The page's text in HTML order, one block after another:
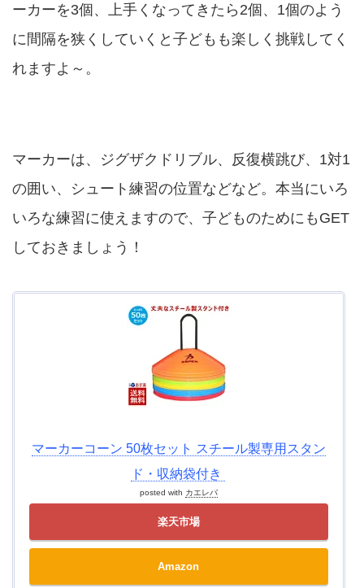
ーカーを3個、上手くなってきたら2個、1個のよう
に間隔を狭くしていくと子どもも楽しく挑戦してく
れますよ～。
マーカーは、ジグザクドリブル、反復横跳び、1対1
の囲い、シュート練習の位置などなど。本当にいろ
いろな練習に使えますので、子どものためにもGET
しておきましょう！
マーカーコーン 50枚セット スチール製専用スタン
ド・収納袋付き
posted with カエレバ
楽天市場
Amazon